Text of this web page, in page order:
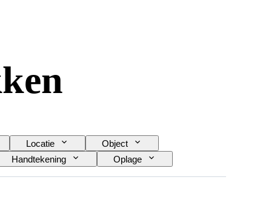
Locatie
Object
Handtekening
Oplage